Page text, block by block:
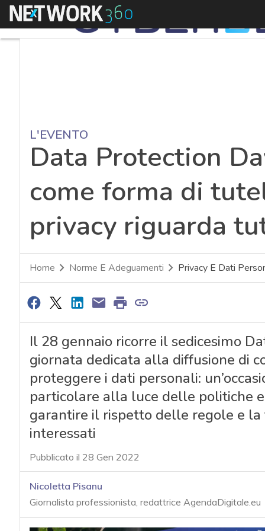
Menu
L'EVENTO
Data Protection
come forma di
privacy riguarda
Home Norme E Adeguamenti Privacy E Dati
Il 28 gennaio ricorre il sedicesimo
giornata dedicata alla diffusione di
proteggere i dati personali:
particolare alla luce delle politiche
garantire il rispetto delle regole e
interessati
Pubblicato il 28 Gen 2022
Nicoletta Pisanu
Giornalista professionista, redattrice AgendaDigitale.eu